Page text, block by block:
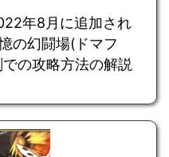
年8月に追加され
の幻闘場(ドマフ
の攻略方法の解説